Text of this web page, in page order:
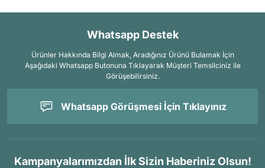
Whatsapp Destek
Ürünler Hakkında Bilgi Almak, Aradığınız Ürünü Bulamak İçin
Aşağıdaki Whatsapp Butonuna Tıklayarak Müşteri Temsilciniz ile
Görüşebilirsiniz.
Whatsapp Görüşmesi İçin Tıklayınız
Kampanyalarımızdan İlk Sizin Haberiniz Olsun!